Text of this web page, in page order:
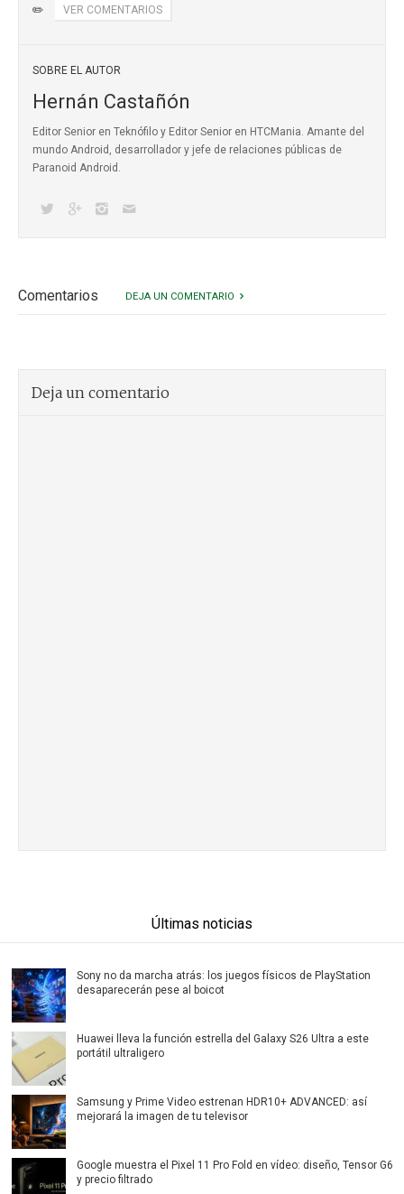
✏️ VER COMENTARIOS
SOBRE EL AUTOR
Hernán Castañón
Editor Senior en Teknófilo y Editor Senior en HTCMania. Amante del
mundo Android, desarrollador y jefe de relaciones públicas de
Paranoid Android.
Comentarios DEJA UN COMENTARIO
Deja un comentario
Últimas noticias
Sony no da marcha atrás: los juegos físicos de PlayStation
desaparecerán pese al boicot
Huawei lleva la función estrella del Galaxy S26 Ultra a este
portátil ultraligero
Samsung y Prime Video estrenan HDR10+ ADVANCED: así
mejorará la imagen de tu televisor
Google muestra el Pixel 11 Pro Fold en vídeo: diseño, Tensor G6
y precio filtrado